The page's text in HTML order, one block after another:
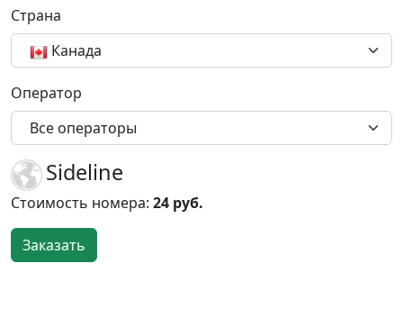
Страна
Канада
Оператор
Все операторы
Sideline
Стоимость номера: 24 руб.
Заказать